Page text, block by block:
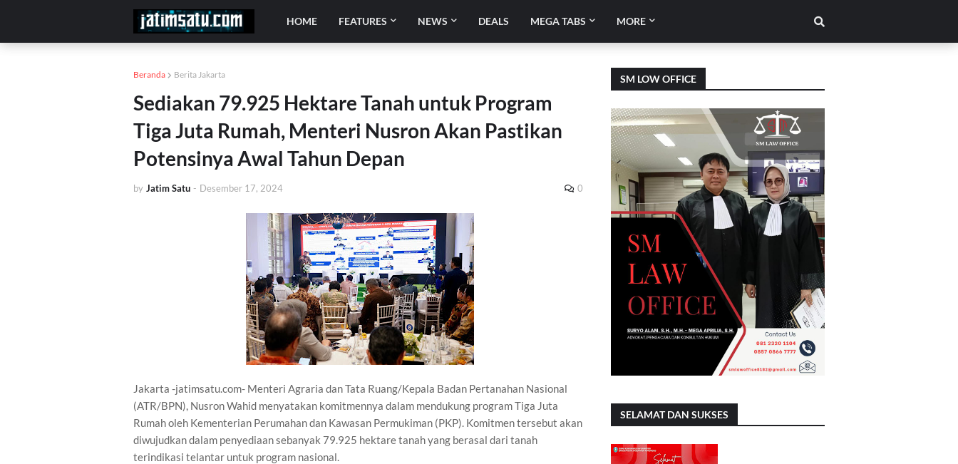
HOME FEATURES NEWS DEALS MEGA TABS MORE
Beranda Berita Jakarta
Sediakan 79.925 Hektare Tanah untuk Program
Tiga Juta Rumah, Menteri Nusron Akan Pastikan
Potensinya Awal Tahun Depan
by Jatim Satu - Desember 17, 2024 0
Jakarta -jatimsatu.com- Menteri Agraria dan Tata Ruang/Kepala Badan Pertanahan Nasional
(ATR/BPN), Nusron Wahid menyatakan komitmennya dalam mendukung program Tiga Juta
Rumah oleh Kementerian Perumahan dan Kawasan Permukiman (PKP). Komitmen tersebut akan
diwujudkan dalam penyediaan sebanyak 79.925 hektare tanah yang berasal dari tanah
terindikasi telantar untuk program nasional.
SM LOW OFFICE
SELAMAT DAN SUKSES